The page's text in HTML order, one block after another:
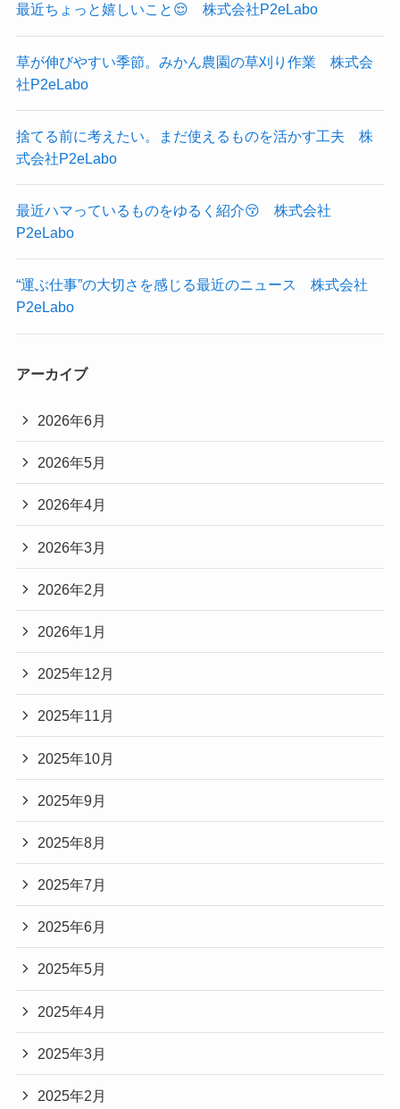
最近ちょっと嬉しいこと😌 株式会社P2eLabo
草が伸びやすい季節。みかん農園の草刈り作業 株式会
社P2eLabo
捨てる前に考えたい。まだ使えるものを活かす工夫 株
式会社P2eLabo
最近ハマっているものをゆるく紹介😚 株式会社
P2eLabo
“運ぶ仕事”の大切さを感じる最近のニュース 株式会社
P2eLabo
アーカイブ
2026年6月
2026年5月
2026年4月
2026年3月
2026年2月
2026年1月
2025年12月
2025年11月
2025年10月
2025年9月
2025年8月
2025年7月
2025年6月
2025年5月
2025年4月
2025年3月
2025年2月